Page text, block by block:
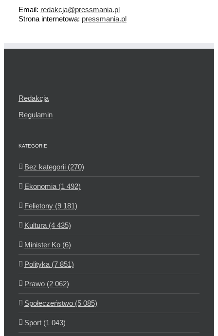
Email: redakcja@pressmania.pl
Strona internetowa: pressmania.pl
Redakcja
Regulamin
KATEGORIE
Bez kategorii (270)
Ekonomia (1 492)
Felietony (9 181)
Kultura (4 435)
Minister Ko (6)
Polityka (7 851)
Prawo (2 062)
Społeczeństwo (5 085)
Sport (1 043)